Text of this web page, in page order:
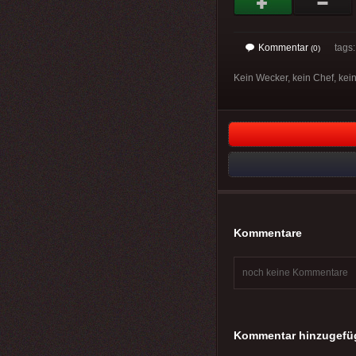
Kommentar (0)
Kein Wecker, kein Chef,
Kommentare
noch keine Kommentare
Kommentar